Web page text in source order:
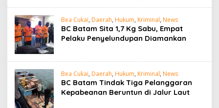
Bea Cukai, Daerah, Hukum, Kriminal, News
BC Batam Sita 1,7 Kg Sabu, Empat
Pelaku Penyelundupan Diamankan
Bea Cukai, Daerah, Hukum, Kriminal, News
BC Batam Tindak Tiga Pelanggaran
Kepabeanan Beruntun di Jalur Laut